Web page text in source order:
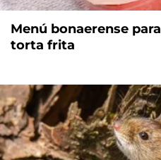
Menú bonaerense
torta frita